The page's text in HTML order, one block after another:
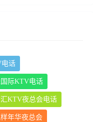
电话
际KTV电话
KTV夜总会电话
年华夜总会